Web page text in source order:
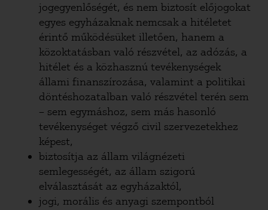
jogegyenlőségét, és nem biztosít előjogokat
egyes egyházaknak nemcsak a hitéletet
érintő működésüket illetően, hanem a
közoktatásban való részvétel, az adózás, a
hitélet és a közhasznú tevékenységek
állami finanszírozása, valamint a politikai
döntéshozatalban való részvétel terén sem
– sem egymáshoz, sem más hasonló
tevékenységet végző civil szervezetekhez
képest,
biztosítja az állam világnézeti
semlegességét, az állam szigorú
elválasztását az egyházaktól,
jogi, morális és anyagi szempontból